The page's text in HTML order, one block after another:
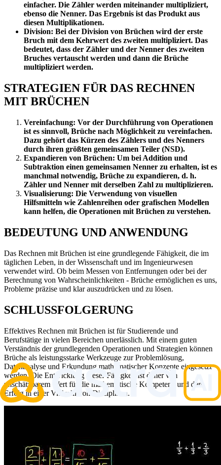
einfacher. Die Zähler werden miteinander multipliziert,
ebenso die Nenner. Das Ergebnis ist das Produkt aus
diesen Multiplikationen.
Division: Bei der Division von Brüchen wird der erste
Bruch mit dem Kehrwert des zweiten multipliziert. Das
bedeutet, dass der Zähler und der Nenner des zweiten
Bruches vertauscht werden und dann die Brüche
multipliziert werden.
STRATEGIEN FÜR DAS RECHNEN
MIT BRÜCHEN
Vereinfachung: Vor der Durchführung von Operationen
ist es sinnvoll, Brüche nach Möglichkeit zu vereinfachen.
Dazu gehört das Kürzen des Zählers und des Nenners
durch ihren größten gemeinsamen Teiler (NSD).
Expandieren von Brüchen: Um bei Addition und
Subtraktion einen gemeinsamen Nenner zu erhalten, ist es
manchmal notwendig, Brüche zu expandieren, d. h.
Zähler und Nenner mit derselben Zahl zu multiplizieren.
Visualisierung: Die Verwendung von visuellen
Hilfsmitteln wie Zahlenreihen oder grafischen Modellen
kann helfen, die Operationen mit Brüchen zu verstehen.
BEDEUTUNG UND ANWENDUNG
Das Rechnen mit Brüchen ist eine grundlegende Fähigkeit, die im
täglichen Leben, in der Wissenschaft und im Ingenieurwesen
verwendet wird. Ob beim Messen von Entfernungen oder bei der
Berechnung von Wahrscheinlichkeiten - Brüche ermöglichen es uns,
Probleme präzise und klar auszudrücken und zu lösen.
SCHLUSSFOLGERUNG
Effektives Rechnen mit Brüchen ist für Studierende und
Berufstätige in vielen Bereichen unerlässlich. Mit einem guten
Verständnis der grundlegenden Operationen und Strategien können
Brüche als leistungsstarke Werkzeuge zur Problemlösung,
Datenanalyse und Erkundung mathematischer Konzepte eingesetzt
werden. Die Entwicklung dieser Fähigkeit ist daher von
unschätzbarem Wert für die mathematische Kompetenz und den
Erfolg in einer Vielzahl von Disziplinen.